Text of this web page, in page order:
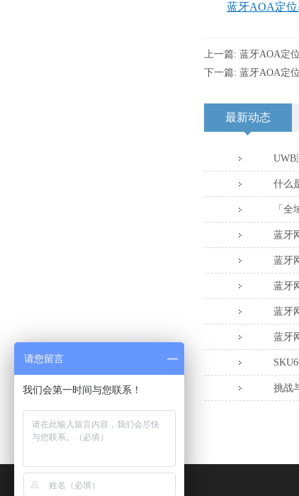
蓝牙AOA定
上一篇: 蓝牙AOA定
下一篇: 蓝牙AOA定
最新动态
UWB
什么
「
蓝牙
蓝牙
蓝牙
蓝牙
蓝牙
挑战
请您留言
我们会第一时间与您联系！